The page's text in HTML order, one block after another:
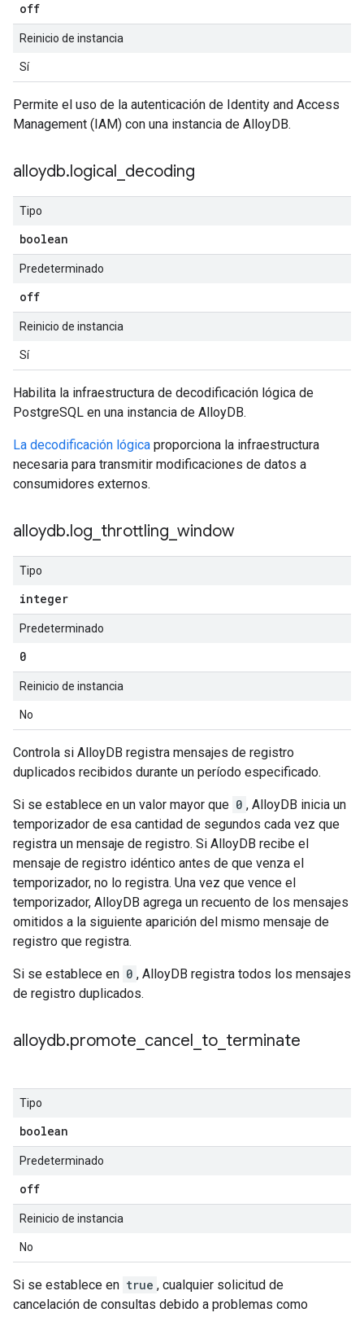
off
Reinicio de instancia
Sí
Permite el uso de la autenticación de Identity and Access
Management (IAM) con una instancia de AlloyDB.
alloydb.logical decoding
Tipo
boolean
Predeterminado
off
Reinicio de instancia
Sí
Habilita la infraestructura de decodificación lógica de
PostgreSQL en una instancia de AlloyDB.
La decodificación lógica proporciona la infraestructura
necesaria para transmitir modificaciones de datos a
consumidores externos.
alloydb.log throttling window
Tipo
integer
Predeterminado
0
Reinicio de instancia
No
Controla si AlloyDB registra mensajes de registro
duplicados recibidos durante un período especificado.
Si se establece en un valor mayor que 0 , AlloyDB inicia un
temporizador de esa cantidad de segundos cada vez que
registra un mensaje de registro. Si AlloyDB recibe el
mensaje de registro idéntico antes de que venza el
temporizador, no lo registra. Una vez que vence el
temporizador, AlloyDB agrega un recuento de los mensajes
omitidos a la siguiente aparición del mismo mensaje de
registro que registra.
Si se establece en 0 , AlloyDB registra todos los mensajes
de registro duplicados.
alloydb.promote cancel to terminate
Tipo
boolean
Predeterminado
off
Reinicio de instancia
No
Si se establece en true , cualquier solicitud de
cancelación de consultas debido a problemas como